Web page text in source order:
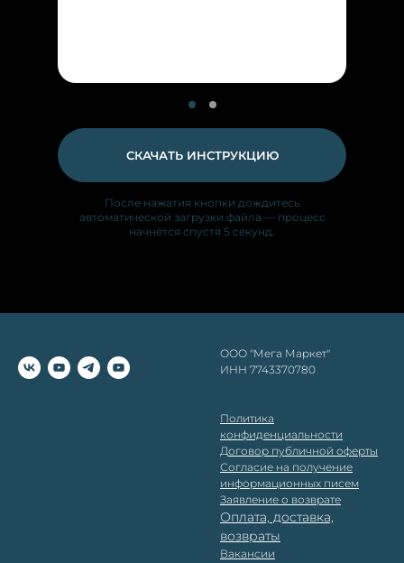
После нажатия кнопки дождитесь
автоматической загрузки файла — процесс
начнётся спустя 5 секунд.
СКАЧАТЬ ИНСТРУКЦИЮ
ООО "Мега Маркет"
ИНН 7743370780
Политика
конфиденциальности
Договор публичной оферты
Согласие на получение
информационных писем
Заявление о возврате
Оплата, доставка,
возвраты
Вакансии